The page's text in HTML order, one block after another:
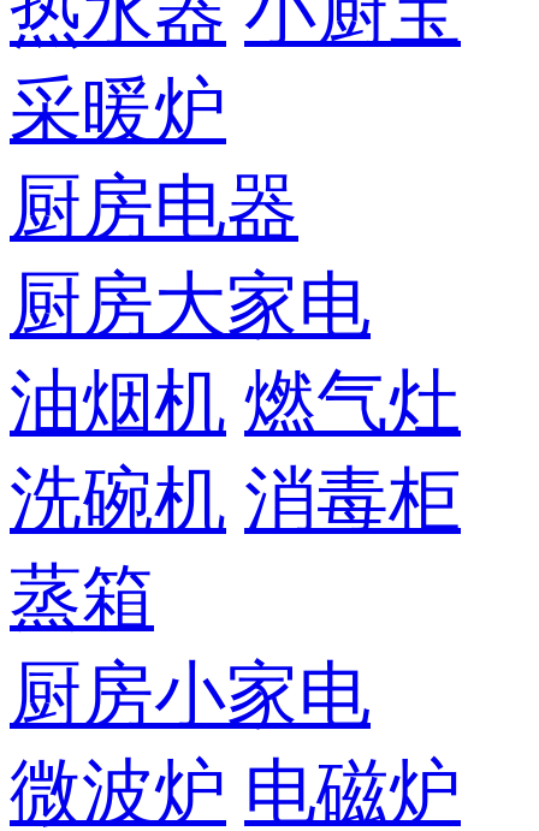
采暖炉
厨房电器
厨房大家电
油烟机 燃气灶
洗碗机 消毒柜
蒸箱
厨房小家电
微波炉 电磁炉